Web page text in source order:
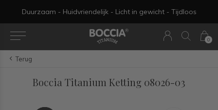
0
Duurzaam - Huidvriendelijk - Licht in gewicht - Tijdloos
Terug
Boccia Titanium Ketting 08026-03